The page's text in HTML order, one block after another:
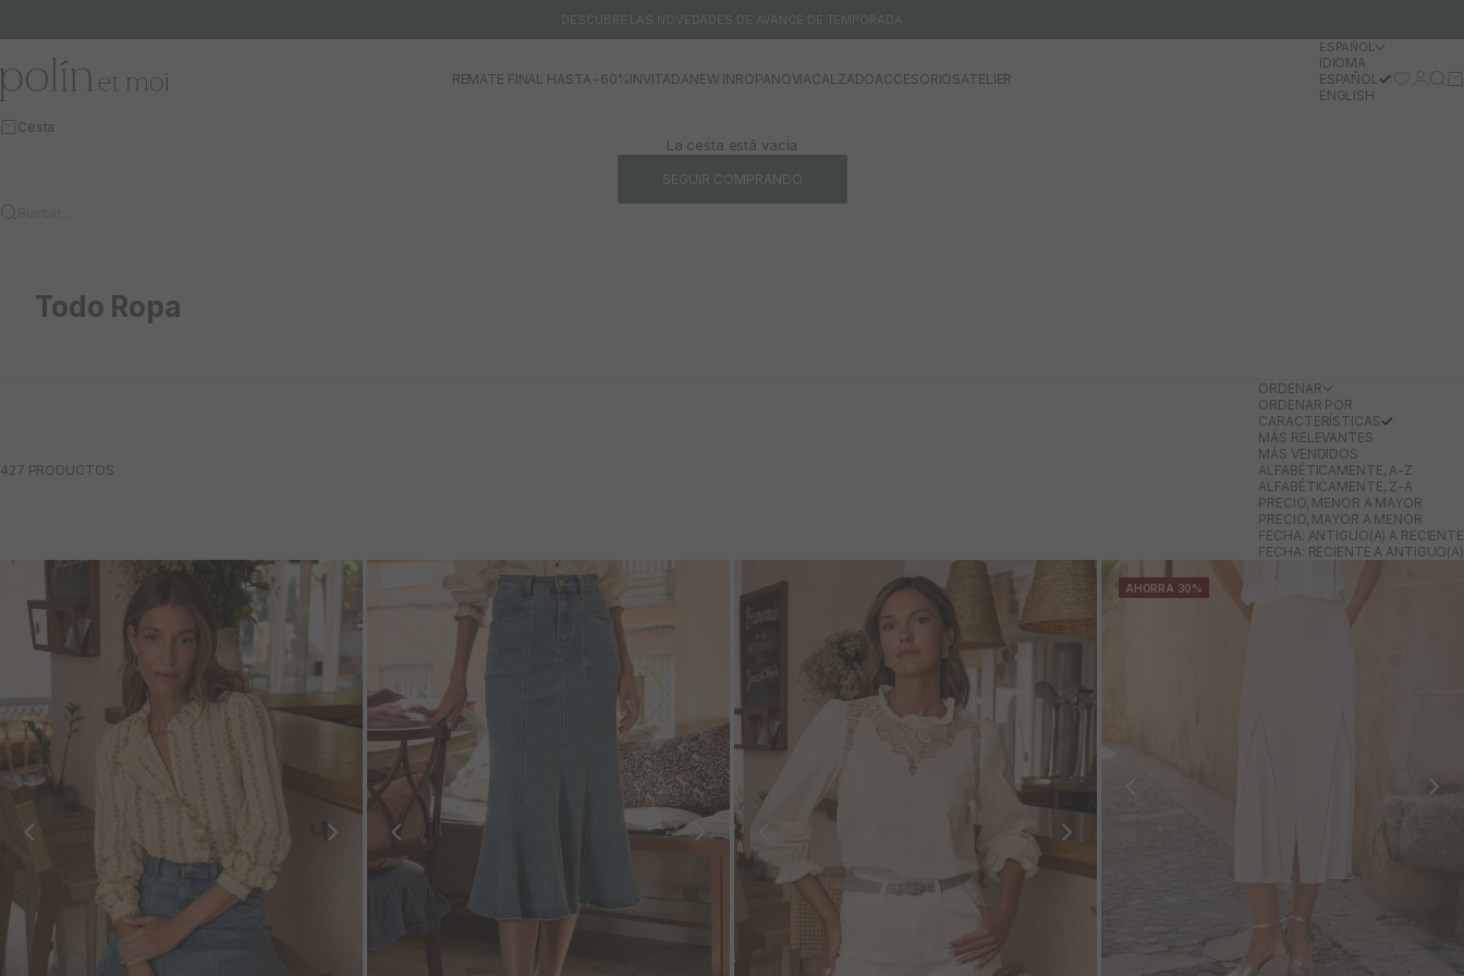
DESCUBRE LAS NOVEDADES DE AVANCE DE TEMPORADA
Polín et moi
REMATE FINAL HASTA -60%INVITADANEW INROPANOVIACALZADOACCESORIOSATELIER
ESPAÑOL
IDIOMA
ESPAÑOL
ENGLISH
Iniciar
Cesta
La cesta está vacía
SEGUIR COMPRANDO
Buscar…
Todo Ropa
427 PRODUCTOS
ORDENAR
ORDENAR POR
CARACTERÍSTICAS
MÁS RELEVANTES
MÁS VENDIDOS
ALFABÉTICAMENTE, A-Z
ALFABÉTICAMENTE, Z-A
PRECIO, MENOR A MAYOR
PRECIO, MAYOR A MENOR
FECHA: ANTIGUO(A) A RECIENTE
FECHA: RECIENTE A ANTIGUO(A)
AHORRA 30%